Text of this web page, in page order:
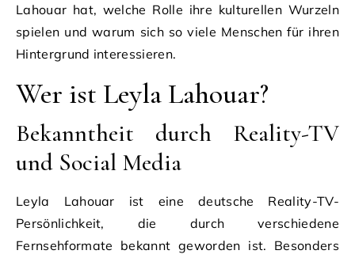
Lahouar hat, welche Rolle ihre kulturellen Wurzeln
spielen und warum sich so viele Menschen für ihren
Hintergrund interessieren.
Wer ist Leyla Lahouar?
Bekanntheit durch Reality-TV
und Social Media
Leyla Lahouar ist eine deutsche Reality-TV-
Persönlichkeit, die durch verschiedene
Fernsehformate bekannt geworden ist. Besonders